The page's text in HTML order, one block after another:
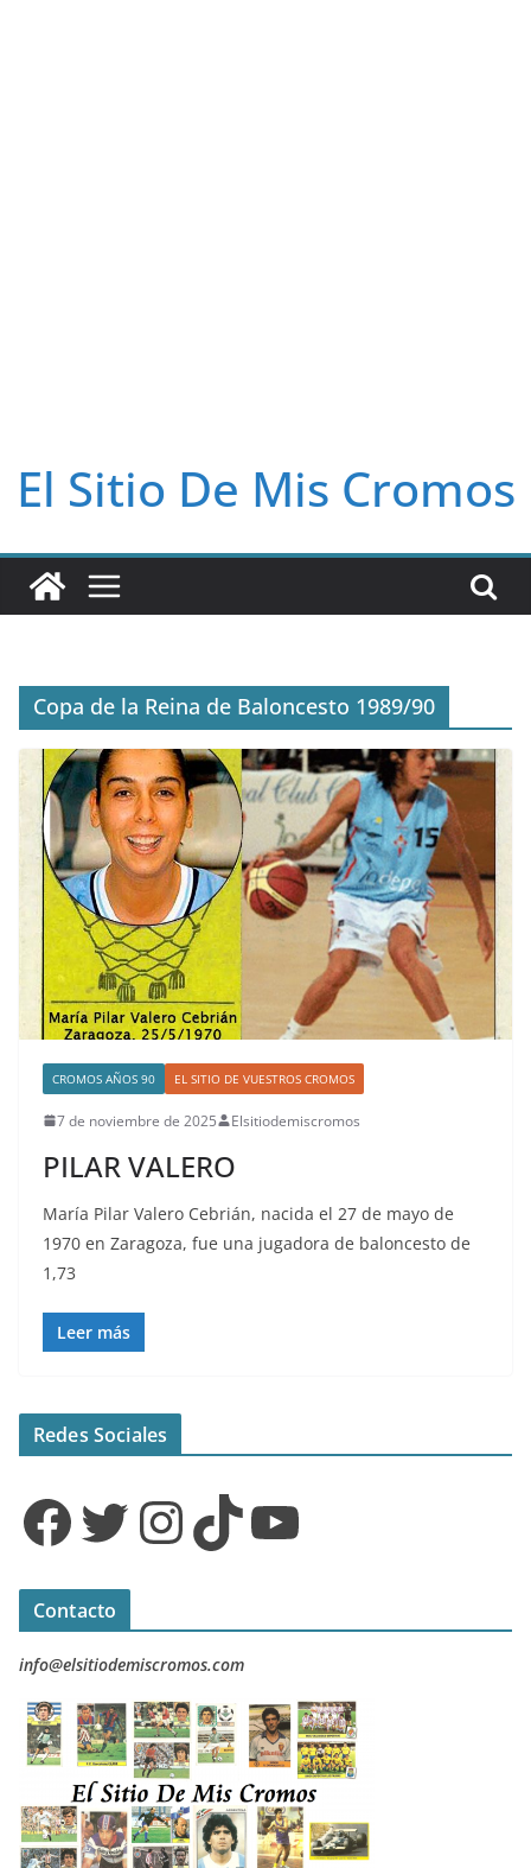
El Sitio De Mis Cromos
Copa de la Reina de Baloncesto 1989/90
CROMOS AÑOS 90 EL SITIO DE VUESTROS CROMOS
7 de noviembre de 2025 Elsitiodemiscromos
PILAR VALERO
María Pilar Valero Cebrián, nacida el 27 de mayo de
1970 en Zaragoza, fue una jugadora de baloncesto de
1,73
Leer más
Redes Sociales
Facebook Twitter InstagramTikTok YouTube
Contacto
info@elsitiodemiscromos.com